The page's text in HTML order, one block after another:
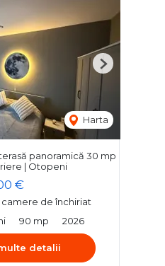
Harta
Next
panoramică 30 mp
| Otopeni
€
de închiriat
90 mp 2026
detalii